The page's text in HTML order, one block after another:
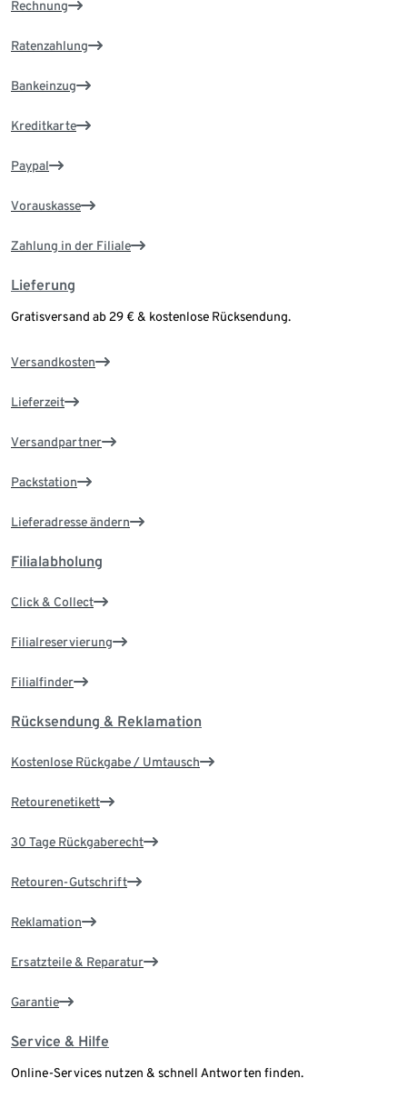
Rechnung
Ratenzahlung
Bankeinzug
Kreditkarte
Paypal
Vorauskasse
Zahlung in der Filiale
Lieferung
Gratisversand ab 29 € & kostenlose Rücksendung.
Versandkosten
Lieferzeit
Versandpartner
Packstation
Lieferadresse ändern
Filialabholung
Click & Collect
Filialreservierung
Filialfinder
Rücksendung & Reklamation
Kostenlose Rückgabe / Umtausch
Retourenetikett
30 Tage Rückgaberecht
Retouren-Gutschrift
Reklamation
Ersatzteile & Reparatur
Garantie
Service & Hilfe
Online-Services nutzen & schnell Antworten finden.